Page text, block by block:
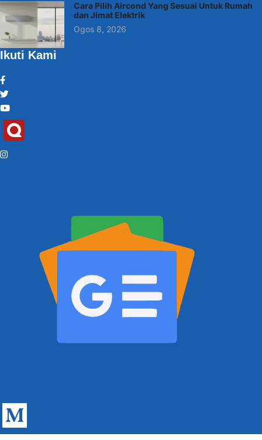
Cara Pilih Aircond Yang Sesuai Untuk Rumah
dan Jimat Elektrik
Ogos 8, 2026
Ikuti Kami